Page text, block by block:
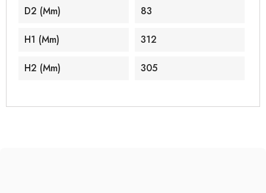
D2 (mm) 83
H1 (mm) 312
H2 (mm) 305